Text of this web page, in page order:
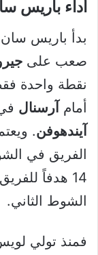
أداء باريس
بدأ باريس
صعب على
نقطة واحدة
أمام آرسنال
آيندهوفن.
14 هدفاً للفريق في
الشوط الثاني.
فمنذ تولي